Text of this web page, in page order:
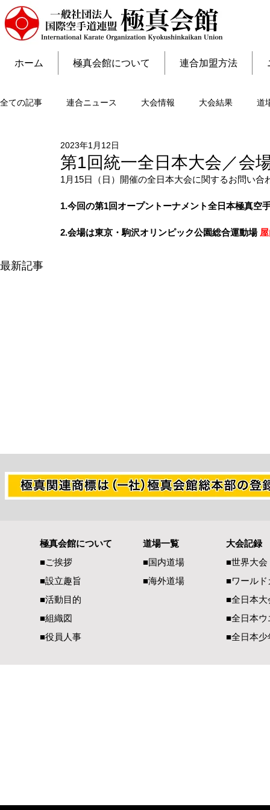
ホーム 極真会館について 連合加盟方法
全ての記事 連合ニュース 大会情報 大会結果 道
第1回統一全日本大会／会
2023年1月12日
1月15日（日）開催の全日本大会に関するお問い
1.今回の第1回オープントーナメント全日本極真空
2.会場は東京・駒沢オリンピック公園総合運動場
最新記事
世界大会代表選考について
熊本県地
へ 心より
ます
極真会館について
■ご挨拶
■設立趣旨
■活動目的
■組織図
■役員人事
道場一覧
■国内道場
■海外道場
大会記録
■世界大会
​■ワールド
■全日本大
■全日本
■全日本